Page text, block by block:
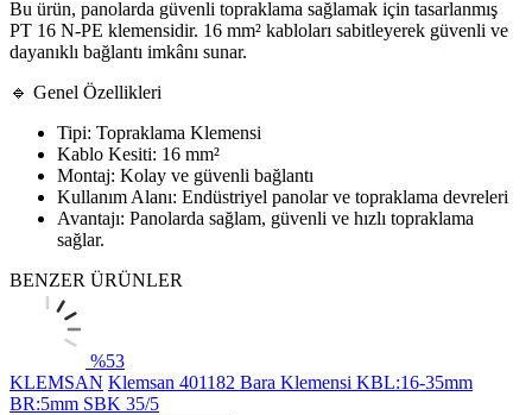
Bu ürün, panolarda güvenli topraklama sağlamak için tasarlanmış
PT 16 N-PE klemensidir. 16 mm² kabloları sabitleyerek güvenli ve
dayanıklı bağlantı imkânı sunar.
🔹 Genel Özellikleri
Tipi: Topraklama Klemensi
Kablo Kesiti: 16 mm²
Montaj: Kolay ve güvenli bağlantı
Kullanım Alanı: Endüstriyel panolar ve topraklama devreleri
Avantajı: Panolarda sağlam, güvenli ve hızlı topraklama
sağlar.
BENZER ÜRÜNLER
%53
KLEMSAN Klemsan 401182 Bara Klemensi KBL:16-35mm
BR:5mm SBK 35/5